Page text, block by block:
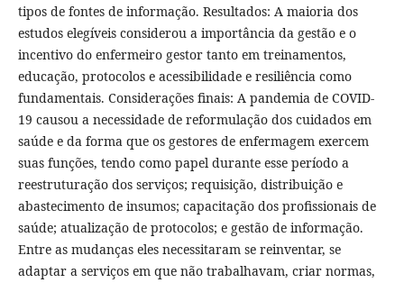
tipos de fontes de informação. Resultados: A maioria dos
estudos elegíveis considerou a importância da gestão e o
incentivo do enfermeiro gestor tanto em treinamentos,
educação, protocolos e acessibilidade e resiliência como
fundamentais. Considerações finais: A pandemia de COVID-
19 causou a necessidade de reformulação dos cuidados em
saúde e da forma que os gestores de enfermagem exercem
suas funções, tendo como papel durante esse período a
reestruturação dos serviços; requisição, distribuição e
abastecimento de insumos; capacitação dos profissionais de
saúde; atualização de protocolos; e gestão de informação.
Entre as mudanças eles necessitaram se reinventar, se
adaptar a serviços em que não trabalhavam, criar normas,